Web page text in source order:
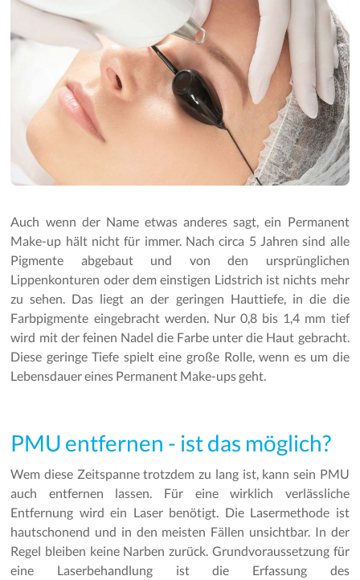
–
Lippen
Wimpern
Auch wenn der Name etwas anderes sagt, ein Permanent
Make-up hält nicht für immer. Nach circa 5 Jahren sind alle
Pigmente abgebaut und von den ursprünglichen
Lippenkonturen oder dem einstigen Lidstrich ist nichts mehr
zu sehen. Das liegt an der geringen Hauttiefe, in die die
Farbpigmente eingebracht werden. Nur 0,8 bis 1,4 mm tief
wird mit der feinen Nadel die Farbe unter die Haut gebracht.
Diese geringe Tiefe spielt eine große Rolle, wenn es um die
Lebensdauer eines Permanent Make-ups geht.
PMU entfernen - ist das möglich?
Wem diese Zeitspanne trotzdem zu lang ist, kann sein PMU
auch entfernen lassen. Für eine wirklich verlässliche
Entfernung wird ein Laser benötigt. Die Lasermethode ist
hautschonend und in den meisten Fällen unsichtbar. In der
Regel bleiben keine Narben zurück. Grundvoraussetzung für
eine Laserbehandlung ist die Erfassung des